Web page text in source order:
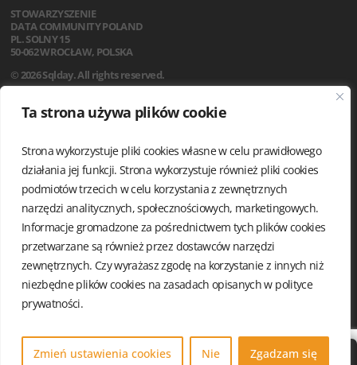
Ta strona używa plików cookie
Strona wykorzystuje pliki cookies własne w celu prawidłowego
działania jej funkcji. Strona wykorzystuje również pliki cookies
podmiotów trzecich w celu korzystania z zewnętrznych
narzędzi analitycznych, społecznościowych, marketingowych.
Informacje gromadzone za pośrednictwem tych plików cookies
przetwarzane są również przez dostawców narzędzi
zewnętrznych. Czy wyrażasz zgodę na korzystanie z innych niż
niezbędne plików cookies na zasadach opisanych w polityce
prywatności.
Zmień ustawienia cookies Nie Zgadzam się
STOWARZYSZENIE
DATA COMMUNITY POLAND
PL. SOLNY 15
50-062 WROCŁAW, POLSKA
© 2026 Sqlday. All rights reserved.
WARSZTATY
LOKALIZACJA
KODEKS POSTĘPOWANIA
FAQ
REGULAMIN
AKTUALNOŚCI
POLITYKA PRYWATNOŚCI